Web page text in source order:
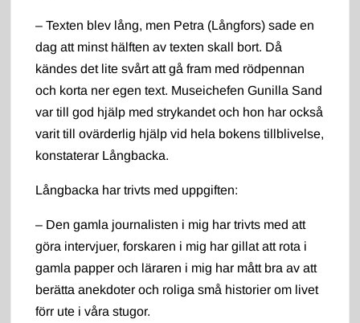
– Texten blev lång, men Petra (Långfors) sade en
dag att minst hälften av texten skall bort. Då
kändes det lite svårt att gå fram med rödpennan
och korta ner egen text. Museichefen Gunilla Sand
var till god hjälp med strykandet och hon har också
varit till ovärderlig hjälp vid hela bokens tillblivelse,
konstaterar Långbacka.
Långbacka har trivts med uppgiften:
– Den gamla journalisten i mig har trivts med att
göra intervjuer, forskaren i mig har gillat att rota i
gamla papper och läraren i mig har mått bra av att
berätta anekdoter och roliga små historier om livet
förr ute i våra stugor.